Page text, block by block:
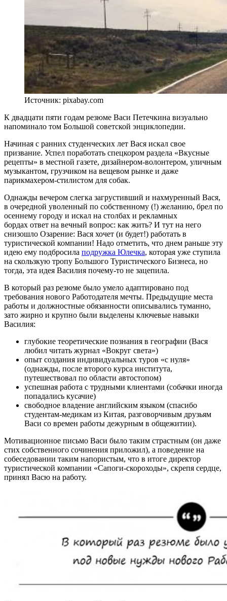
Источник: pixabay.com
К двадцати пяти годам резюме Васи Петечкина визуально
напоминало том Большой советской энциклопедии.
Начиная с ранних студенческих лет Вася искал свое
призвание. Успел поработать спецкором раздела «Вкусные
рецепты» в местной газете, дизайнером-волонтером, уличным
музыкантом, грузчиком на вещевом рынке и даже
парикмахером-стилистом для собак.
Однажды вечером слегка загрустивший и нахмуренный Вася,
в очередной уволенный по собственному (!) желанию, брел по
осеннему городу и искал на столбах и рекламных
бордах ответ на вечный вопрос: как жить? И тут на него
снизошло Озарение: Вася хочет (и будет!) работать в
туристической компании! Надо отметить, что днем раньше эту
идею ему подбросила подружка Юлечка, которая уже ступила
на скользкую тропу Большого Туристического Бизнеса, но
тогда, эта идея Василия почему-то не зацепила.
В который раз резюме было умело адаптировано под
требования нового Работодателя мечты. Предыдущие места
работы и должностные обязанности описывались туманно,
зато жирно и крупно были выделены ключевые навыки
Василия:
глубокие теоретические познания в географии (Вася
любил читать журнал «Вокруг света»)
опыт создания индивидуальных туров «с нуля»
(однажды, после второго курса института,
путешествовал по области автостопом)
успешная работа с трудными клиентами (собачки иногда
попадались кусачие)
свободное владение английским языком (спасибо
студентам-медикам из Китая, разговорчивым друзьям
Васи со времен работы дежурным в общежитии).
Мотивационное письмо Васи было таким страстным (он даже
стих собственного сочинения приложил), а поведение на
собеседовании таким напористым, что в итоге директор
туристической компании «Сапоги-скороходы», скрепя сердце,
принял Васю на работу.